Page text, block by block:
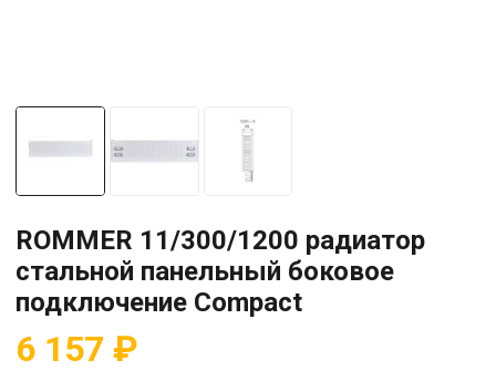
ROMMER 11/300/1200 радиатор
стальной панельный боковое
подключение Compact
6 157 ₽